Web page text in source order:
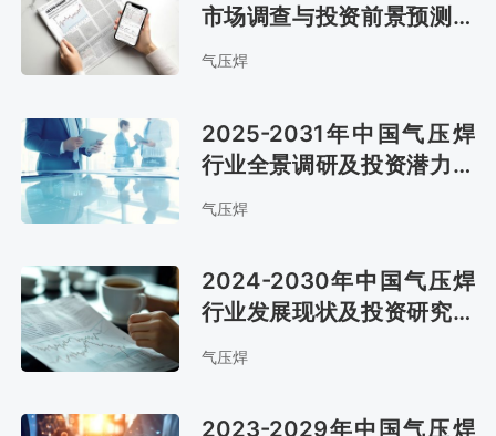
市场调查与投资前景预测报
气压焊
2025-2031年中国气压焊
行业全景调研及投资潜力分
气压焊
2024-2030年中国气压焊
行业发展现状及投资研究分
气压焊
2023-2029年中国气压焊